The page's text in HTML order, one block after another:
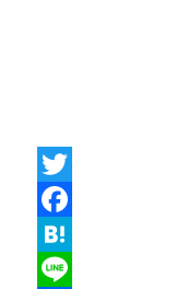
T
w
i
F
aH